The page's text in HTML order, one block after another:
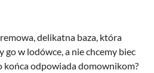
delikatna baza, która
go w lodówce, a nie chcemy biec
końca odpowiada domownikom?